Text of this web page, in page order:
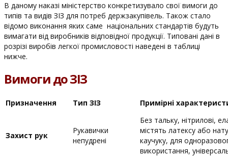
В даному наказі міністерство конкретизувало свої вимоги до
типів та видів ЗІЗ для потреб держзакупівель. Також стало
відомо виконання яких саме національних стандартів будуть
вимагати від виробників відповідної продукції. Типовані дані в
розрізі виробів легкої промисловості наведені в таблиці
нижче.
Вимоги до ЗІЗ
Призначення Тип ЗІЗ Примірні
Захист рук
Рукавички
непудрені
Без тальку, нітрилові,
містять латексу або
каучуку, для
використання,